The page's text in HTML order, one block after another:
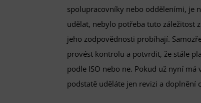
spolupracovníky nebo odděleními, je
udělat, nebylo potřeba tuto záležitost
jeho zodpovědnosti probíhají.
provést kontrolu a potvrdit, že stále
podle ISO nebo ne. Pokud už nyní
podstatě uděláte jen revizi a doplnění